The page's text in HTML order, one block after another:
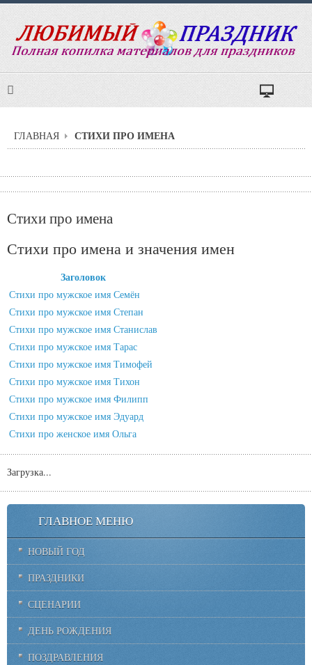
ГЛАВНАЯ СТИХИ ПРО ИМЕНА
Стихи про имена
Стихи про имена и значения имен
Заголовок
Стихи про мужское имя Семён
Стихи про мужское имя Степан
Стихи про мужское имя Станислав
Стихи про мужское имя Тарас
Стихи про мужское имя Тимофей
Стихи про мужское имя Тихон
Стихи про мужское имя Филипп
Стихи про мужское имя Эдуард
Стихи про женское имя Ольга
Загрузка...
ГЛАВНОЕ МЕНЮ
НОВЫЙ ГОД
ПРАЗДНИКИ
СЦЕНАРИИ
ДЕНЬ РОЖДЕНИЯ
ПОЗДРАВЛЕНИЯ